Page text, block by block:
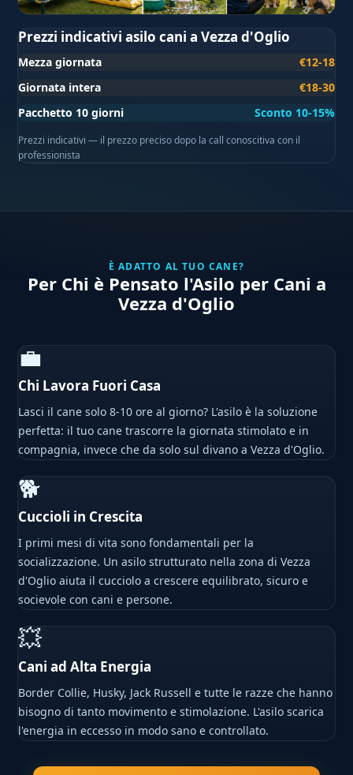
Prezzi indicativi asilo cani a Vezza d'Oglio
Mezza giornata
€12-18
Giornata intera
€18-30
Pacchetto 10 giorni
Sconto 10-15%
Prezzi indicativi — il prezzo preciso dopo la call conoscitiva con il
professionista
È ADATTO AL TUO CANE?
Per Chi è Pensato l'Asilo per Cani a
Vezza d'Oglio
💼
Chi Lavora Fuori Casa
Lasci il cane solo 8-10 ore al giorno? L'asilo è la soluzione
perfetta: il tuo cane trascorre la giornata stimolato e in
compagnia, invece che da solo sul divano a Vezza d'Oglio.
🐕
Cuccioli in Crescita
I primi mesi di vita sono fondamentali per la
socializzazione. Un asilo strutturato nella zona di Vezza
d'Oglio aiuta il cucciolo a crescere equilibrato, sicuro e
socievole con cani e persone.
💥
Cani ad Alta Energia
Border Collie, Husky, Jack Russell e tutte le razze che hanno
bisogno di tanto movimento e stimolazione. L'asilo scarica
l'energia in eccesso in modo sano e controllato.